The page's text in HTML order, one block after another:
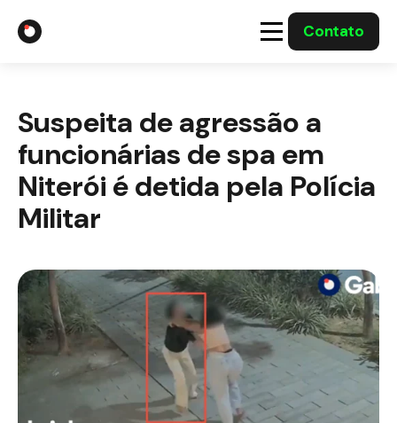
Contato
Soluções
Integrações com o Governo
Mídia
Suspeita de agressão a
funcionárias de spa em
Niterói é detida pela Polícia
Militar